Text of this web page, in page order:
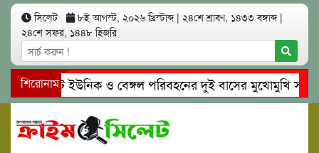
সিলেট ৮ই আগস্ট, ২০২৬ খ্রিস্টাব্দ | ২৪শে শ্রাবণ, ১৪৩৩ বঙ্গাব্দ |
২৪শে সফর, ১৪৪৮ হিজরি
শিরোনাম
সিলেটে ইউনিক ও বেঙ্গল পরিবহনের দুই বাসের মুখোমুখি
গোয়াইনঘাটে প্রেমের ফাঁদে তরুণী পাচার: মাদকাসক্ত রিমালকে